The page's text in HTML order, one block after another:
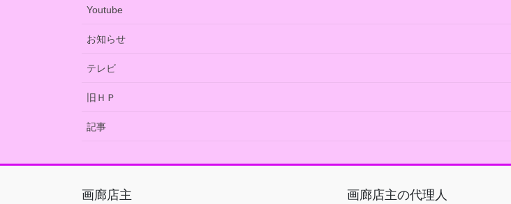
Youtube
お知らせ
テレビ
旧ＨＰ
記事
画廊店主 画廊店主の代理人